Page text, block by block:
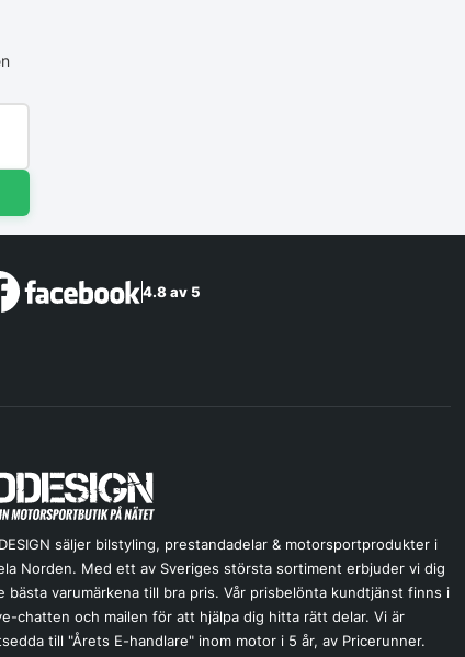
4.8 av 5
säljer bilstyling, prestandadelar & motorsportprodukter i
Norden. Med ett av Sveriges största sortiment erbjuder vi dig
bästa varumärkena till bra pris. Vår prisbelönta kundtjänst finns i
chatten och mailen för att hjälpa dig hitta rätt delar. Vi är
till "Årets E-handlare" inom motor i 5 år, av Pricerunner.